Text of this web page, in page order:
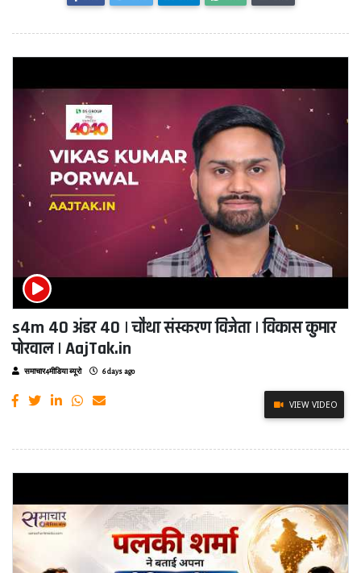
s4m 40 अंडर 40 | चौथा संस्करण विजेता | विकास कुमार
पोरवाल | AajTak.in
समाचार4मीडिया ब्यूरो 6 days ago
VIEW VIDEO